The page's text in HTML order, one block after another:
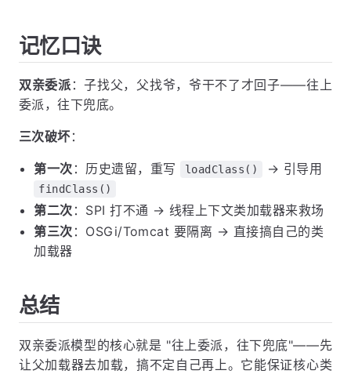
记忆口诀
双亲委派 ：子找父，父找爷，爷干不了才回子——往上
委派，往下兜底。
三次破坏 ：
第一次 ：历史遗留，重写 loadClass() → 引导用
findClass()
第二次 ：SPI 打不通 → 线程上下文类加载器来救场
第三次 ：OSGi/Tomcat 要隔离 → 直接搞自己的类
加载器
总结
双亲委派模型的核心就是 "往上委派，往下兜底"——先
让父加载器去加载，搞不定自己再上。它能保证核心类